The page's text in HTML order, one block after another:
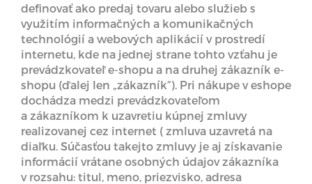
definovať ako predaj tovaru alebo služieb s
využitím informačných a komunikačných
technológií a webových aplikácií v prostredí
internetu, kde na jednej strane tohto vzťahu je
prevádzkovateľ e-shopu a na druhej zákazník e-
shopu (ďalej len „zákazník“). Pri nákupe v eshope
dochádza medzi prevádzkovateľom
a zákazníkom k uzavretiu kúpnej zmluvy
realizovanej cez internet ( zmluva uzavretá na
diaľku. Súčasťou takejto zmluvy je aj získavanie
informácií vrátane osobných údajov zákazníka
v rozsahu: titul, meno, priezvisko, adresa